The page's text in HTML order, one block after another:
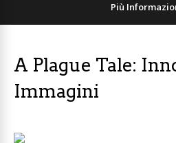
Più
A Plague Tale:
Immagini